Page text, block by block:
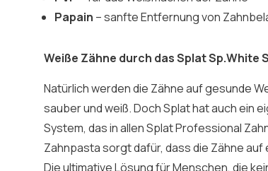
Papain – sanfte Entfernung von
Weiße Zähne durch das Splat Sp.White
Natürlich werden die Zähne auf gesunde
sauber und weiß. Doch Splat hat auch ein
System, das in allen Splat Professional
Zahnpasta sorgt dafür, dass die Zähne
Die ultimative Lösung für Menschen, die